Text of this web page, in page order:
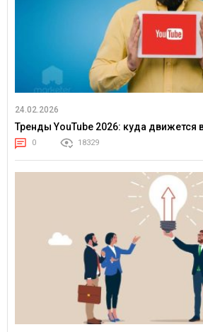
24.02.2026
Тренды YouTube 2026: куда движется
0 18329